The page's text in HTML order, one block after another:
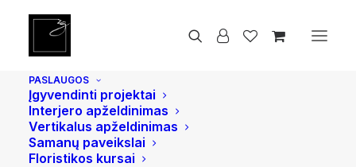
PASLAUGOS
Įgyvendinti projektai
Interjero apželdinimas
Vertikalus apželdinimas
Samanų paveikslai
Floristikos kursai
Pradžia
Vidaus ir lauko vazonai
Vic Bowl S, baltas Matinis